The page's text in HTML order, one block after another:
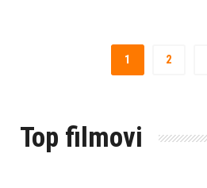
1 2
Top filmovi